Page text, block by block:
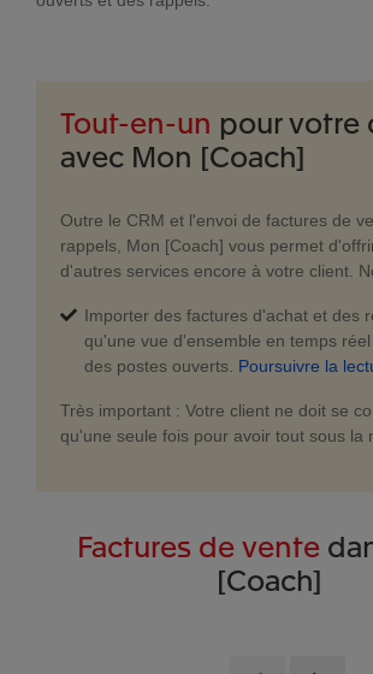
Tout-en-un pour votre
avec Mon [Coach]
Outre le CRM et l'envoi de factures de
rappels, Mon [Coach] vous permet
d'autres services encore à votre client.
Importer des factures d'achat et des
qu'une vue d'ensemble en temps
des postes ouverts. Poursuivre la
Très important : Votre client ne doit se
qu'une seule fois pour avoir tout sous la
Factures de vente
[Coach]